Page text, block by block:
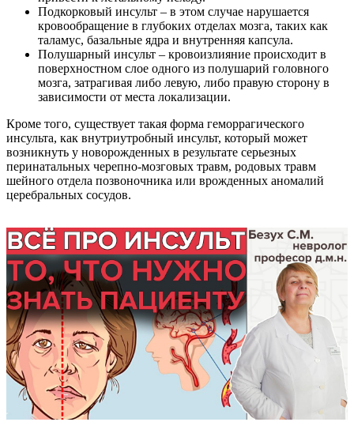
Подкорковый инсульт – в этом случае нарушается
кровообращение в глубоких отделах мозга, таких как
таламус, базальные ядра и внутренняя капсула.
Полушарный инсульт – кровоизлияние происходит в
поверхностном слое одного из полушарий головного
мозга, затрагивая либо левую, либо правую сторону в
зависимости от места локализации.
Кроме того, существует такая форма геморрагического
инсульта, как внутриутробный инсульт, который может
возникнуть у новорожденных в результате серьезных
перинатальных черепно-мозговых травм, родовых травм
шейного отдела позвоночника или врожденных аномалий
церебральных сосудов.